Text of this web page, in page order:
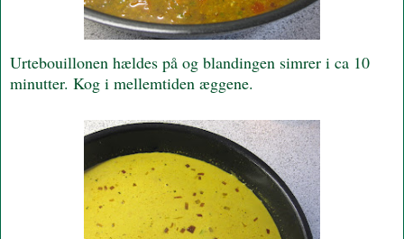
Urtebouillonen hældes på og blandingen simrer i ca 10
minutter. Kog i mellemtiden æggene.